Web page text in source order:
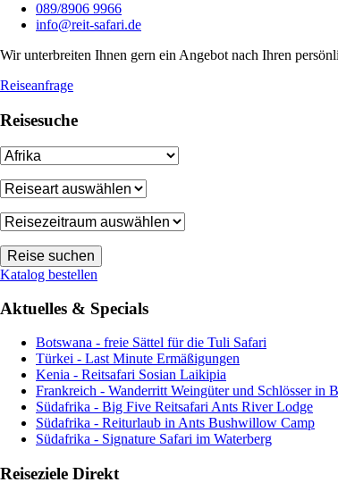
089/8906 9966
info@reit-safari.de
Wir unterbreiten Ihnen gern ein Angebot nach Ihren
Reiseanfrage
Reisesuche
Katalog bestellen
Aktuelles & Specials
Botswana - freie Sättel für die Tuli Safari
Türkei - Last Minute Ermäßigungen
Kenia - Reitsafari Sosian Laikipia
Frankreich - Wanderritt Weingüter und Schlösser in
Südafrika - Big Five Reitsafari Ants River Lodge
Südafrika - Reiturlaub in Ants Bushwillow Camp
Südafrika - Signature Safari im Waterberg
Reiseziele Direkt